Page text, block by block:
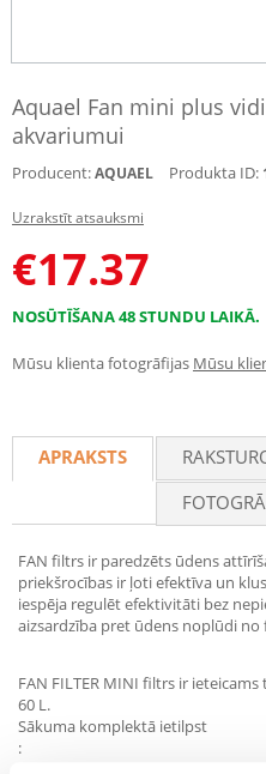
Aquael Fan mini plus
akvariumui
Producent:AQUAEL Produkta ID:
Uzrakstīt atsauksmi
€17.37
NOSŪTĪŠANA 48 STUNDU LAIKĀ.
Mūsu klienta fotogrāfijas Mūsu
APRAKSTS
FAN filtrs ir paredzēts ūdens
priekšrocības ir ļoti efektīva un
iespēja regulēt efektivitāti bez
aizsardzība pret ūdens noplūdi no
FAN FILTER MINI filtrs ir
60 L.
Sākuma komplektā ietilpst
: